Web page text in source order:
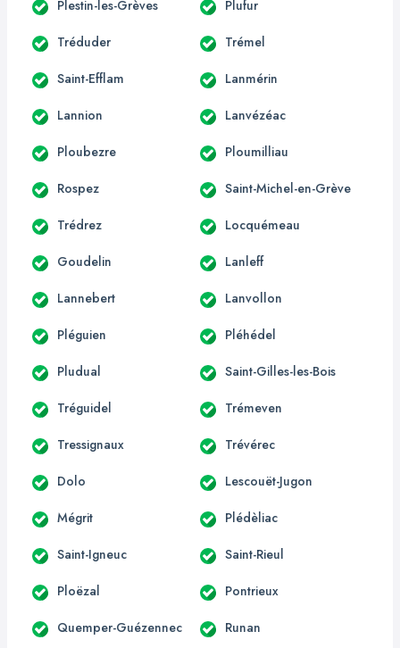
Plestin-les-Grèves Plufur
Tréduder Trémel
Saint-Efflam Lanmérin
Lannion Lanvézéac
Ploubezre Ploumilliau
Rospez Saint-Michel-en-Grève
Trédrez Locquémeau
Goudelin Lanleff
Lannebert Lanvollon
Pléguien Pléhédel
Pludual Saint-Gilles-les-Bois
Tréguidel Trémeven
Tressignaux Trévérec
Dolo Lescouët-Jugon
Mégrit Plédèliac
Saint-Igneuc Saint-Rieul
Ploëzal Pontrieux
Quemper-Guézennec Runan